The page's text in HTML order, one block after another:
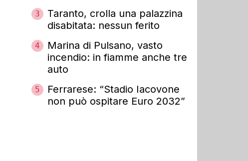
3
Taranto, crolla una palazzina
disabitata: nessun ferito
4
Marina di Pulsano, vasto
incendio: in fiamme anche tre
auto
5
Ferrarese: “Stadio Iacovone
non può ospitare Euro 2032”